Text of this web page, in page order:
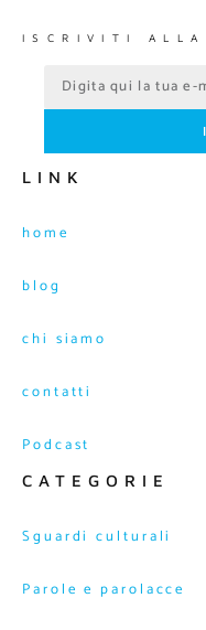
ISCRIVITI ALLA
LINK
home
blog
chi siamo
contatti
Podcast
CATEGORIE
Sguardi culturali
Parole e parolacce